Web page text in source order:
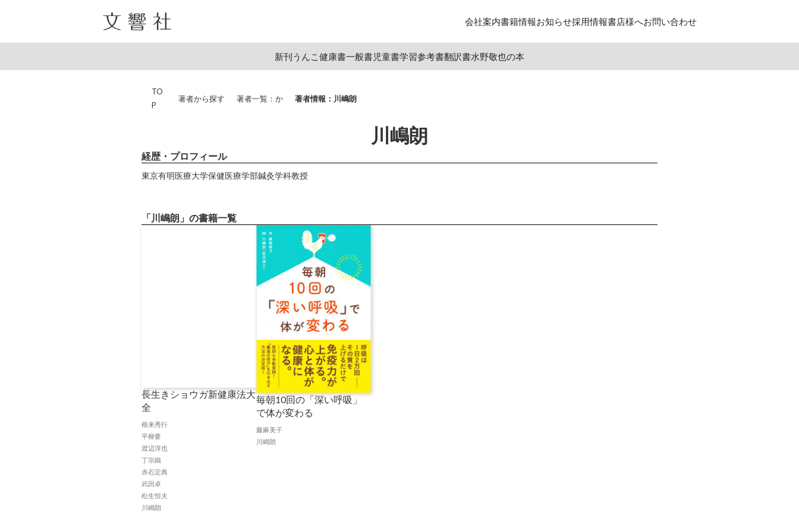
会社案内書籍情報お知らせ採用情報書店様へお問い合わせ
新刊うんこ 健康書一般書児童書学習参考書翻訳書水野敬也の本
TO
P
著者から探す 著者一覧：か 著者情報：川嶋朗
川嶋朗
経歴・プロフィール
東京有明医療大学保健医療学部鍼灸学科教授
「川嶋朗」の書籍一覧
長生きショウガ新健康法大
全
根来秀行
平柳要
渡辺淳也
丁宗鐵
赤石定典
武田卓
松生恒夫
川嶋朗
毎朝10回の「深い呼吸」
で体が変わる
藤麻美子
川嶋朗